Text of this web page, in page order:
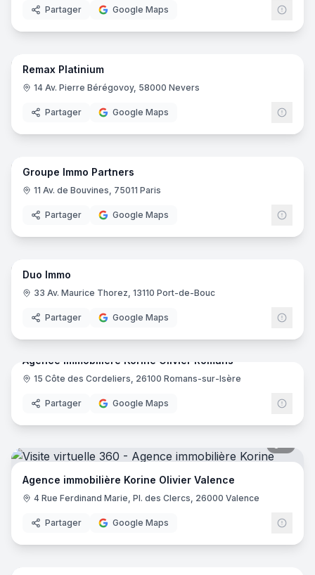
Partager Google Maps
8
Remax Platinium
14 Av. Pierre Bérégovoy, 58000 Nevers
Partager Google Maps
5
Groupe Immo Partners
11 Av. de Bouvines, 75011 Paris
Partager Google Maps
7
Duo Immo
33 Av. Maurice Thorez, 13110 Port-de-Bouc
Partager Google Maps
Agence immobilière Korine Olivier Romans
15 Côte des Cordeliers, 26100 Romans-sur-Isère
Partager Google Maps
Agence immobilière Korine Olivier Valence
4 Rue Ferdinand Marie, Pl. des Clercs, 26000 Valence
Partager Google Maps
14